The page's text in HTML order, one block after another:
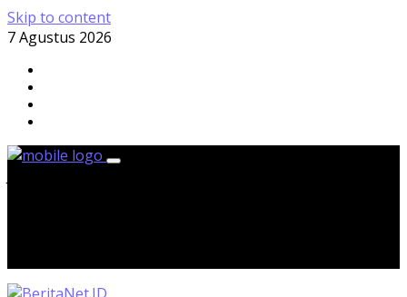
Skip to content
7 Agustus 2026